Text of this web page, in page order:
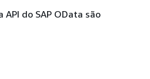
do SAP OData são